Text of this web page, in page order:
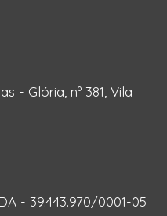
- Glória, nº 381, Vila
- 39.443.970/0001-05